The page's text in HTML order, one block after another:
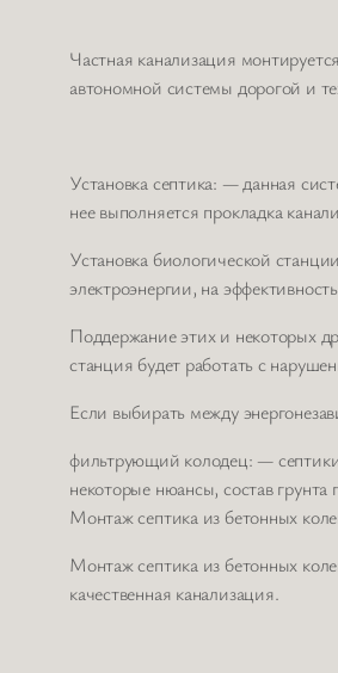
Частная канализация
автономной системы дорогой и
Установка септика: — данная
нее выполняется прокладка
Установка биологической
электроэнергии, на
Поддержание этих и некоторых
станция будет работать с
Если выбирать между
фильтрующий колодец: —
некоторые нюансы, состав
Монтаж септика из бетонных
Монтаж септика из бетонных
качественная канализация.